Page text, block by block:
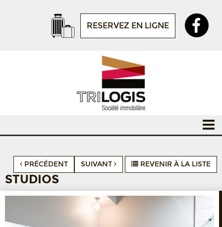
RESERVEZ EN LIGNE
PRÉCÉDENT SUIVANT REVENIR À LA LISTE
STUDIOS